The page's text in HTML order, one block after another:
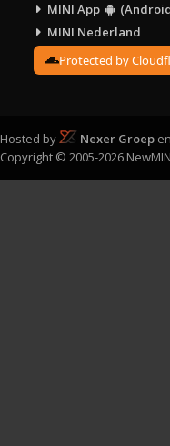
MINI App
MINI Nederland
Protected by
Hosted by Nexer Groep en
Copyright © 2005-2026